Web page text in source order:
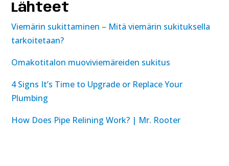
Lähteet
Viemärin sukittaminen – Mitä viemärin sukituksella
tarkoitetaan?
Omakotitalon muoviviemäreiden sukitus
4 Signs It’s Time to Upgrade or Replace Your
Plumbing
How Does Pipe Relining Work? | Mr. Rooter